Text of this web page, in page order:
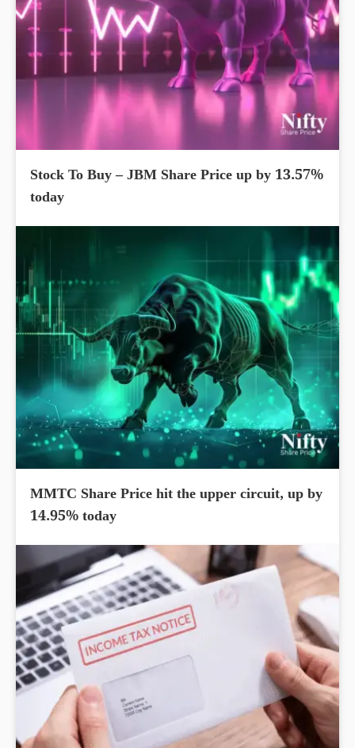
Stock To Buy – JBM Share Price up by 13.57%
today
MMTC Share Price hit the upper circuit, up by
14.95% today